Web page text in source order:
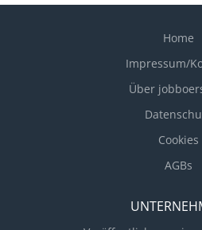
Home
Impressum/
Über
Cookies
AGBs